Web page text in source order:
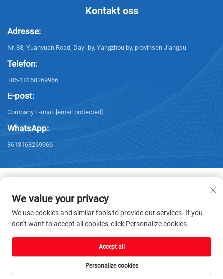
Kontakt oss
Adresse:
Nr. 88, Yuanyuan Road, Dayi-by, Yangzhou by, provinsen Jiangsu
Telefon:
+86-18168269966
E-post:
Company E-mail: [email protected]
WhatsApp:
8618168269966
Copyright © 2026 Yangzhou Sanxing Technology CO.,LTD. Alle rettigheter
forbeholdes. -Personvernpolicy
We value your privacy
We use cookies and similar tools to provide our services. If you
don't want to accept all cookies, click Personalize cookies.
Personalize cookies
Accept all